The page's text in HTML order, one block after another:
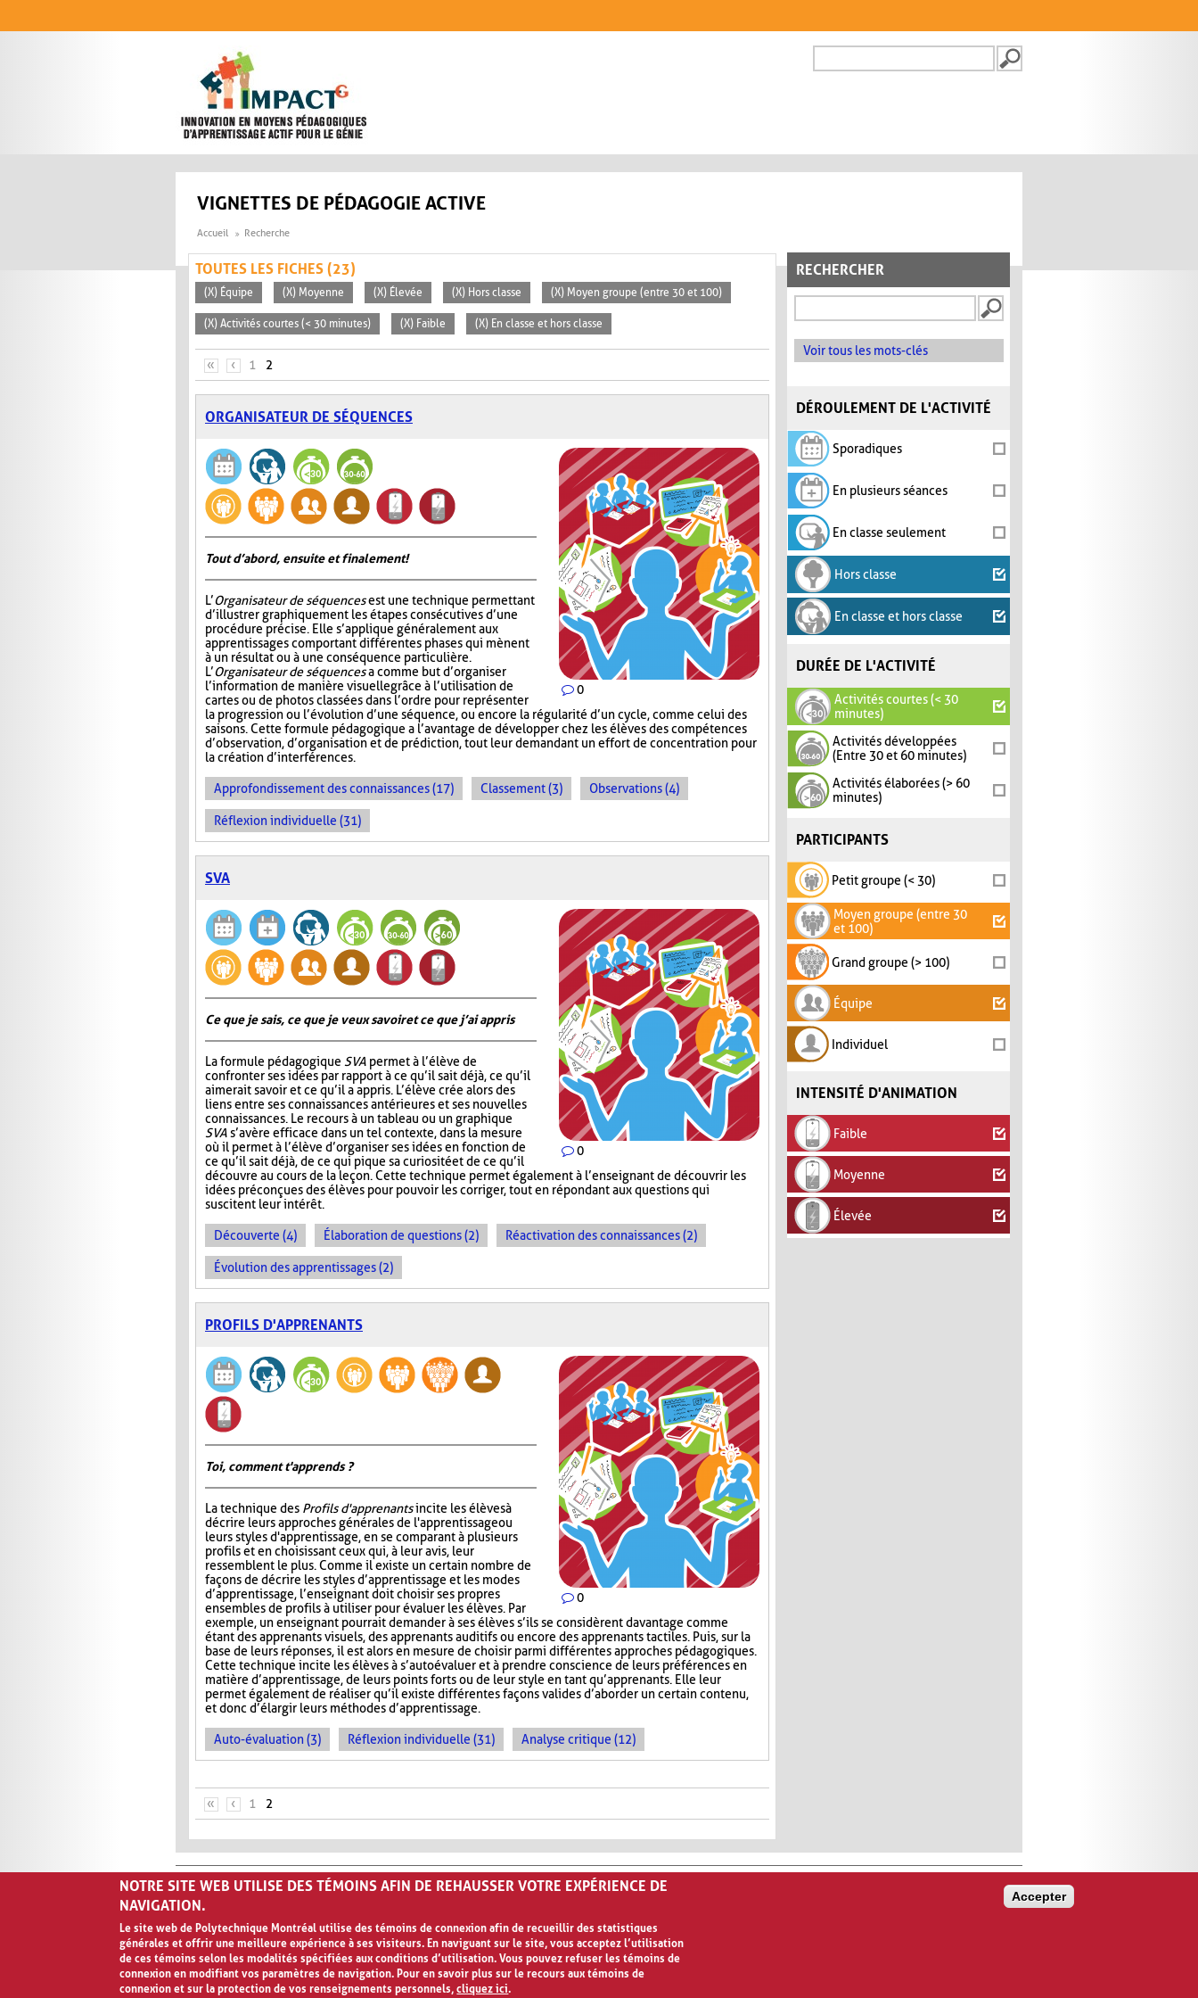
FORMULAIRE DE
VIGNETTES DE PÉDAGOGIE ACTIVE
Accueil Recherche
RECHERCHER
Voir tous les mots-clés
DÉROULEMENT DE L'ACTIVITÉ
Sporadiques
En plusieurs séances
En classe seulement
Hors classe
En classe et hors classe
DURÉE DE L'ACTIVITÉ
Activités courtes (< 30
minutes)
Activités développées
(Entre 30 et 60 minutes)
Activités élaborées (> 60
minutes)
PARTICIPANTS
Petit groupe (< 30)
Moyen groupe (entre 30
et 100)
Grand groupe (> 100)
Équipe
Individuel
INTENSITÉ D'ANIMATION
Faible
Moyenne
Élevée
TOUTES LES FICHES (23)
(X) Équipe (X) Moyenne (X) Élevée (X) Hors classe (X) Moyen groupe (entre 30 et 100)
(X) Activités courtes (< 30 minutes) (X) Faible (X) En classe et hors classe
PAGES
« ‹ 1 2
ORGANISATEUR DE SÉQUENCES
0
Tout d’abord, ensuite et finalement!
L’Organisateur de séquencesest une technique permettant
d’illustrer graphiquement les étapes consécutives d’une
procédure précise. Elle s’applique généralement aux
apprentissages comportant différentes phases qui mènent
à un résultat ou à une conséquence particulière.
L’Organisateur de séquencesa comme but d’organiser
l’information de manière visuellegrâce à l’utilisation de
cartes ou de photos classées dans l’ordre pour représenter
la progression ou l’évolution d’une séquence, ou encore la régularité d’un cycle, comme celui des
saisons. Cette formule pédagogique a l’avantage de développer chez les élèves des compétences
d’observation, d’organisation et de prédiction, tout leur demandant un effort de concentration pour
la création d’interférences.
Approfondissement des connaissances (17) Classement (3) Observations (4)
Réflexion individuelle (31)
SVA
0
Ce que je sais, ce que je veux savoir et ce que j’ai appris
La formule pédagogique SVA permet à l’élève de
confronter ses idées par rapport à ce qu’il sait déjà, ce qu’il
aimerait savoir et ce qu’il a appris. L’élève crée alors des
liens entre ses connaissances antérieures et ses nouvelles
connaissances. Le recours à un tableau ou un graphique
SVAs’avère efficace dans un tel contexte, dans la mesure
où il permet à l’élève d’organiser ses idées en fonction de
ce qu’il sait déjà, de ce qui pique sa curiosité et de ce qu’il
découvre au cours de la leçon. Cette technique permet également à l’enseignant de découvrir les
idées préconçues des élèves pour pouvoir les corriger, tout en répondant aux questions qui
suscitent leur intérêt.
Découverte (4) Élaboration de questions (2) Réactivation des connaissances (2)
Évolution des apprentissages (2)
PROFILS D'APPRENANTS
0
Toi, comment t'apprends ?
La technique des Profils d'apprenantsincite les élèves à
décrire leurs approches générales de l'apprentissage ou
leurs styles d'apprentissage, en se comparant à plusieurs
profils et en choisissant ceux qui, à leur avis, leur
ressemblent le plus. Comme il existe un certain nombre de
façons de décrire les styles d’apprentissage et les modes
d’apprentissage, l’enseignant doit choisir ses propres
ensembles de profils à utiliser pour évaluer les élèves. Par
exemple, un enseignant pourrait demander à ses élèves s’ils se considèrent davantage comme
étant des apprenants visuels, des apprenants auditifs ou encore des apprenants tactiles. Puis, sur la
base de leurs réponses, il est alors en mesure de choisir parmi différentes approches pédagogiques.
Cette technique incite les élèves à s’autoévaluer et à prendre conscience de leurs préférences en
matière d’apprentissage, de leurs points forts ou de leur style en tant qu’apprenants. Elle leur
permet également de réaliser qu’il existe différentes façons valides d’aborder un certain contenu,
et donc d’élargir leurs méthodes d’apprentissage.
Auto-évaluation (3) Réflexion individuelle (31) Analyse critique (12)
« ‹ 1 2
Avis de confidentialité et conditions d’utilisation
NOTRE SITE WEB UTILISE DES TÉMOINS AFIN DE REHAUSSER VOTRE EXPÉRIENCE DE
NAVIGATION.
Le site web de Polytechnique Montréal utilise des témoins de connexion afin de recueillir des statistiques
générales et offrir une meilleure expérience à ses visiteurs. En naviguant sur le site, vous acceptez l’utilisation
de ces témoins selon les modalités spécifiées aux conditions d’utilisation. Vous pouvez refuser les témoins de
connexion en modifiant vos paramètres de navigation. Pour en savoir plus sur le recours aux témoins de
connexion et sur la protection de vos renseignements personnels,cliquez ici.
Accepter